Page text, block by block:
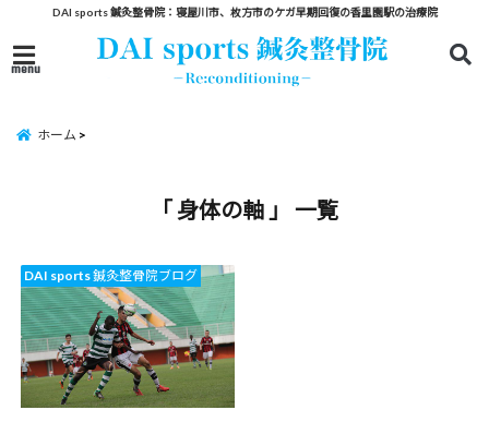
DAI sports 鍼灸整骨院：寝屋川市、枚方市のケガ早期回復の香里園駅の治療院
menu
ホーム
「 身体の軸 」 一覧
DAI sports 鍼灸整骨院ブログ